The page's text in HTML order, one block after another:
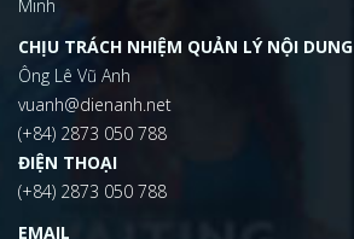
Minh
CHỊU TRÁCH NHIỆM QUẢN LÝ NỘI DUNG
Ông Lê Vũ Anh
vuanh@dienanh.net
(+84) 2873 050 788
ĐIỆN THOẠI
(+84) 2873 050 788
EMAIL